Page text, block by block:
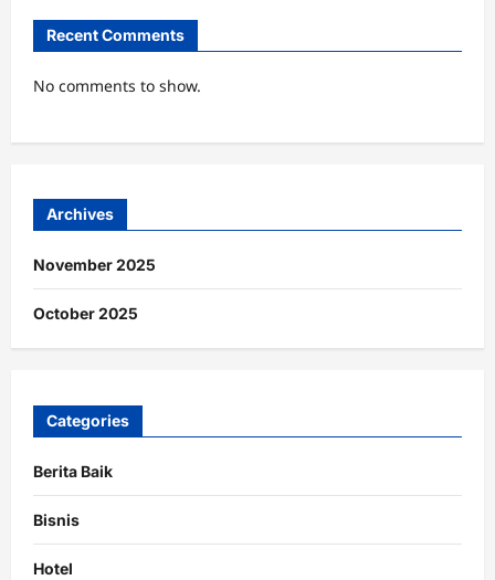
Recent Comments
No comments to show.
Archives
November 2025
October 2025
Categories
Berita Baik
Bisnis
Hotel